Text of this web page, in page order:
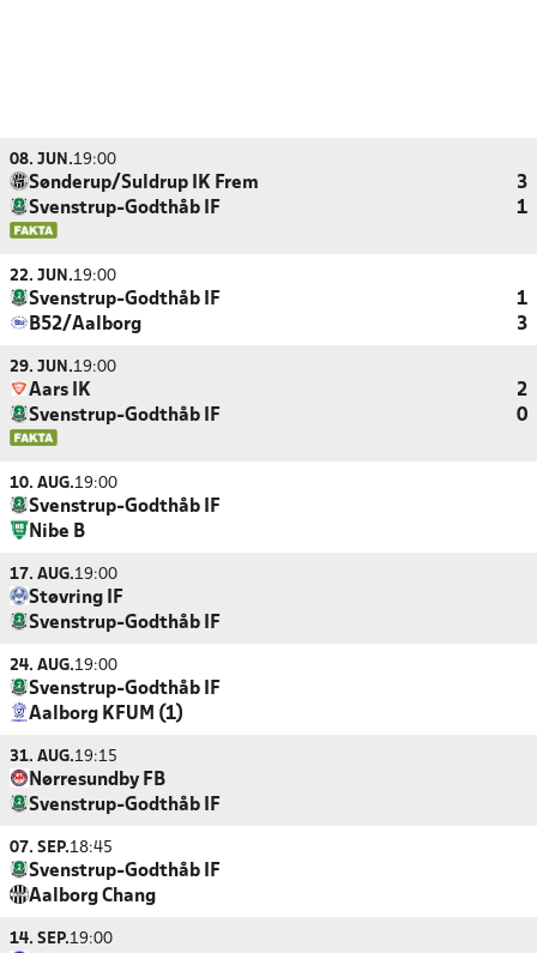
08. JUN.19:00
Sønderup/Suldrup IK Frem
3
Svenstrup-Godthåb IF
1
22. JUN.19:00
Svenstrup-Godthåb IF
1
B52/Aalborg
3
29. JUN.19:00
Aars IK
2
Svenstrup-Godthåb IF
0
10. AUG.19:00
Svenstrup-Godthåb IF
Nibe B
17. AUG.19:00
Støvring IF
Svenstrup-Godthåb IF
24. AUG.19:00
Svenstrup-Godthåb IF
Aalborg KFUM (1)
31. AUG.19:15
Nørresundby FB
Svenstrup-Godthåb IF
07. SEP.18:45
Svenstrup-Godthåb IF
Aalborg Chang
14. SEP.19:00